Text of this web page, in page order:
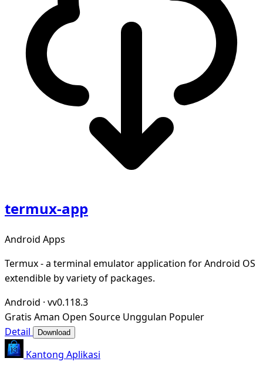
termux-app
Android Apps
Termux - a terminal emulator application for Android OS
extendible by variety of packages.
Android · vv0.118.3
Gratis Aman Open Source Unggulan Populer
Detail
Download
Kantong Aplikasi